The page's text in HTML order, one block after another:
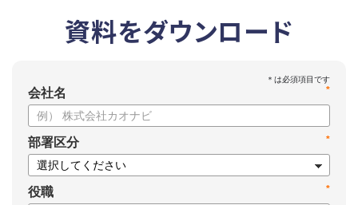
資料をダウンロード
*
会社名
*
部署区分
*
役職